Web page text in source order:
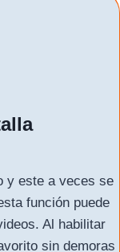
y este a veces se
función puede
Al habilitar
sin demoras